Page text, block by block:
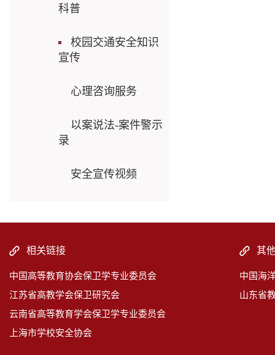
科普
校园交通安全知识
宣传
心理咨询服务
以案说法-案件警示
录
安全宣传视频
相关链接
中国高等教育协会保卫学专业委员会
江苏省高教学会保卫研究会
云南省高等教育学会保卫学专业委员会
上海市学校安全协会
其
中国海
山东省